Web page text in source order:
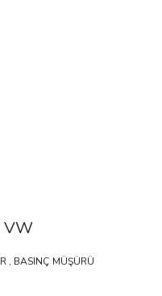
VW
, BASINÇ MÜŞÜRÜ